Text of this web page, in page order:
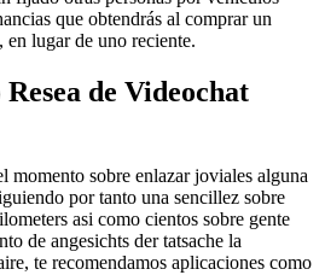
que obtendrás al comprar un
en lugar de uno reciente.
de Videochat
momento sobre enlazar joviales alguna
por tanto una sencillez sobre
asi­ como cientos sobre gente
de angesichts der tatsache la
te recomendamos aplicaciones como